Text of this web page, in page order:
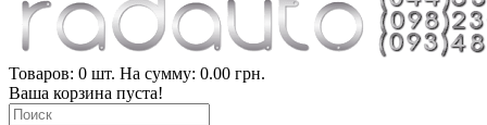
Товаров: 0 шт. На сумму: 0.00 грн.
Ваша корзина пуста!